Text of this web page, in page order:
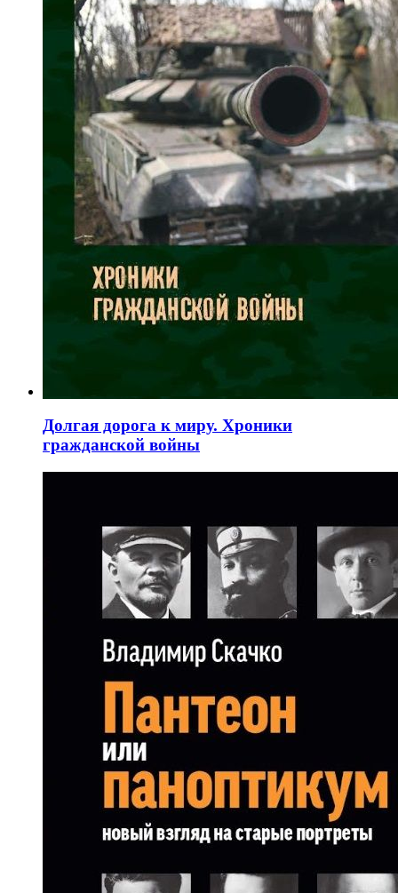
Долгая дорога к миру. Хроники
гражданской войны